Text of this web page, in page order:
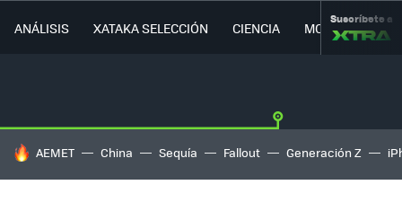
ANÁLISIS XATAKA SELECCIÓN CIENCIA MOVILIDAD
Suscríbete a
HOY SE HABLA DE
AEMET China Sequía Fallout Generación Z